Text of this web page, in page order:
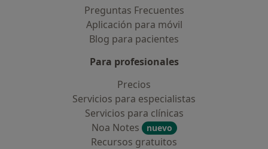
Preguntas Frecuentes
Aplicación para móvil
Blog para pacientes
Para profesionales
Precios
Servicios para especialistas
Servicios para clínicas
Noa Notes
nuevo
Recursos gratuitos